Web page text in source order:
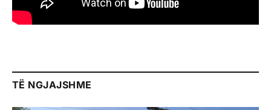
TË NGJAJSHME